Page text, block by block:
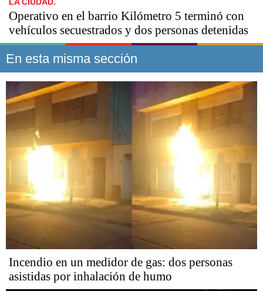
Operativo en el barrio Kilómetro 5 terminó con
vehículos secuestrados y dos personas detenidas
En esta misma sección
Incendio en un medidor de gas: dos personas
asistidas por inhalación de humo